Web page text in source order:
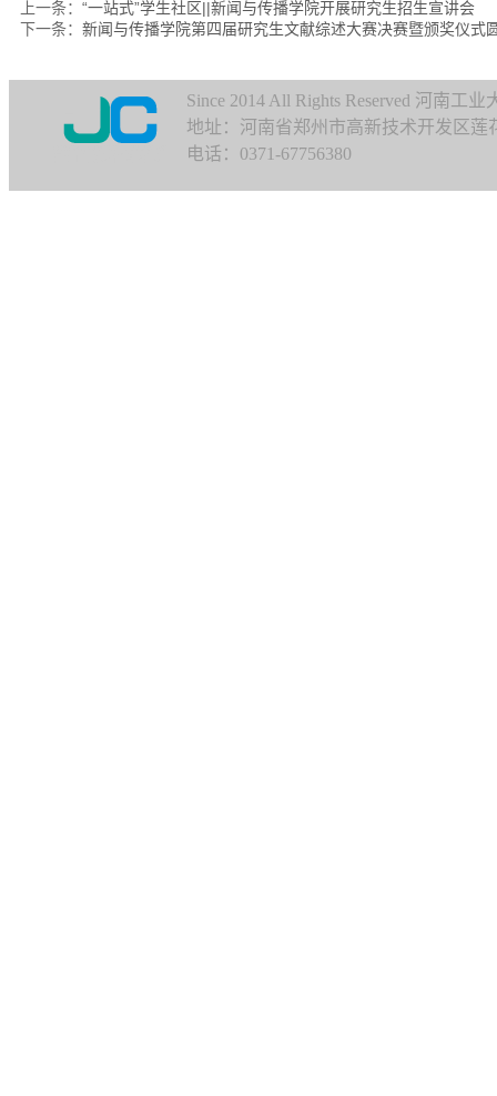
上一条： “一站式”学生社区||新闻与传播学院开展研究生招生宣讲会
下一条： 新闻与传播学院第四届研究生文献综述大赛决赛暨颁奖仪式
Since 2014 All Rights Reserved 河南工
地址：河南省郑州市高新技术开发区莲
电话：0371-67756380